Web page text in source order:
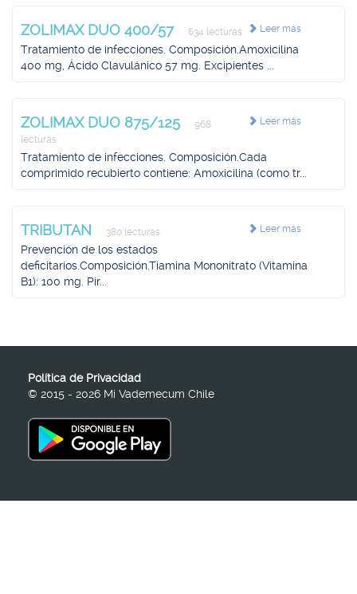
Leer más
ZOLIMAX DUO 400/57 634 lecturas
Tratamiento de infecciones. Composición.Amoxicilina
400 mg, Ácido Clavulánico 57 mg. Excipientes ...
Leer más
ZOLIMAX DUO 875/125
968
lecturas
Tratamiento de infecciones. Composición.Cada
comprimido recubierto contiene: Amoxicilina (como tr...
Leer más
TRIBUTAN 380 lecturas
Prevención de los estados
deficitarios.Composición.Tiamina Mononitrato (Vitamina
B1): 100 mg. Pir...
Política de Privacidad
© 2015 - 2026 Mi Vademecum Chile